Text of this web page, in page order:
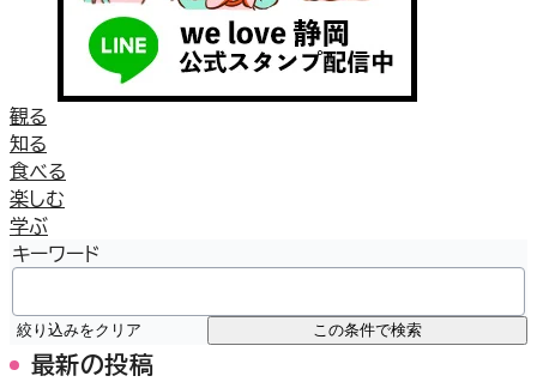
観る
知る
食べる
楽しむ
学ぶ
キーワード
絞り込みをクリア この条件で検索
最新の投稿